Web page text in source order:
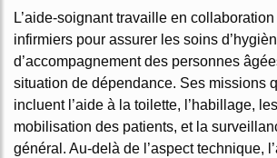
L’aide-soignant travaille en
infirmiers pour assurer les soins
d’accompagnement des personnes
situation de dépendance. Ses missions
incluent l’aide à la toilette, l’habillage,
mobilisation des patients, et la
général. Au-delà de l’aspect technique,